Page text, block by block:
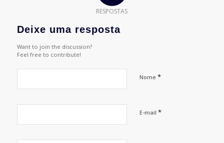
RESPOSTAS
Deixe uma resposta
Want to join the discussion?
Feel free to contribute!
Nome *
E-mail *